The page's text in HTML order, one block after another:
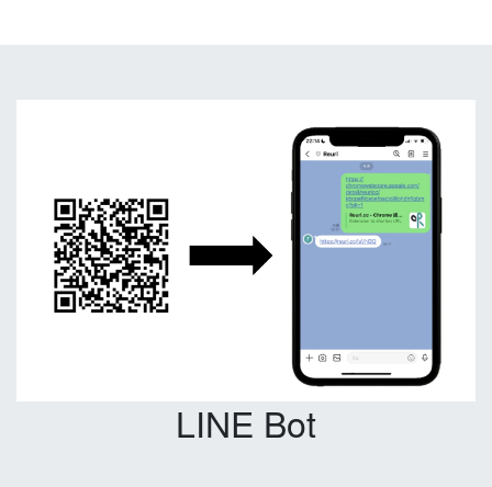
LINE Bot